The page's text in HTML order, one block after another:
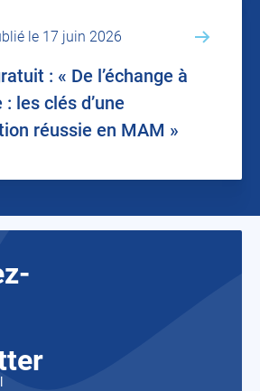
le 17 juin 2026
: « De l’échange à
: les clés d’une
réussie en MAM »